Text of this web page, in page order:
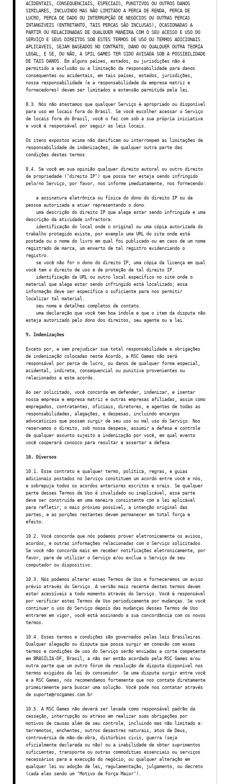
ACIDENTAIS, CONSEQUENCIAIS, ESPECIAIS, PUNITIVOS OU OUTROS DANOS
SIMILARES, INCLUINDO MAS NÃO LIMITADO A PERCA DE RENDA, PERCA DE
LUCRO, PERCA DE DADO OU INTERRUPÇÃO DE NEGÓCIOS OU OUTRAS PERCAS
INTANGÍVEIS (ENTRETANTO, TAIS PERCAS SÃO INCLUSAS), OCASIONADAS A
PARTIR OU RELACIONADAS DE QUALQUER MANEIRA COM O SEU ACESSO E USO DO
SERVIÇO E SEUS DIREITOS SOB ESTES TERMOS DE USO OU TERMOS ADICIONAIS
APLICÁVEIS, SEJAM BASEADOS NO CONTRATO, DANO OU QUALQUER OUTRA TEORIA
LEGAL, E SE, OU NÃO, A SPIL GAMES TER SIDO AVISADA SOB A POSSIBILIDADE
DE TAIS DANOS. Em alguns países, estados, ou jurisdições não é
permitido a exclusão ou a limitação da responsabilidade para danos
consequentes ou acidentais, em tais países, estados, jurisdições,
nossa responsabilidade (e a responsabilidade da empresa matriz e
fornecedores) devem ser limitados a extensão permitida pela lei.
8.3. Nós não atestamos que qualquer Serviço é apropriado ou disponível
para uso em locais fora do Brasil. Se você escolher acessar o Serviço
de locais fora do Brasil, você o faz com sob a sua própria iniciativa
e você é responsável por seguir as leis locais.
Os itens expostos acima não danificam ou interrompem as limitações de
responsabilidade de indenizações, de qualquer outra parte das
condições destes termos.
8.4. Se você em sua opinião qualquer direito autoral ou outro direito
de propriedade ("direito IP") que possa ter esteja sendo infringido
pelo/no Serviço, por favor, nos informe imediatamente, nos fornecendo:
a assinatura eletrônica ou física do dono do direito IP ou da
pessoa autorizada a atuar representando o dono.
uma descrição do direito IP que alega estar sendo infringida e uma
descrição da atividade infractora.
identificação do local onde o original ou uma cópia autorizada do
trabalho protegido existe, por exemplo uma URL do site onde está
postada ou o nome do livro em qual foi publicado ou em caso de um nome
registrado de marca, um enxerto de tal registro evidenciando o
registro.
se você não for o dono do direito IP, uma cópia da licença em qual
você tem o direito de uso e de proteção de tal direito IP.
identificação da URL ou outro local específico no site onde o
material que alega estar sendo infringido está localizado; essa
informação deve ser específica o suficiente para nos permitir
localizar tal material.
seu nome e detalhes completos de contato.
uma declaração que você tem boa índole e que o item da disputa não
esteja autorizado pelo dono dos direitos, seu agente ou a lei.
9. Indenizações
Exceto por, e sem prejudicar sua total responsabilidade e obrigações
de indenização colocadas neste Acordo, a RSC Games não será
responsável por perca de lucro, ou danos de qualquer forma especial,
acidental, indireta, consequencial ou punitiva provenientes ou
relacionados a este acordo.
Ao ser solicitado, você concorda em defender, indenizar, e isentar
nossa empresa e empresa matriz e outras empresas afiliadas, assim como
empregados, contratantes, oficiais, diretores, e agentes de todas as
responsabilidades, alegações, e despesas, incluindo encargos
advocatícios que possam surgir de seu uso ou mal uso do Serviço. Nos
reservamos o direito, sob nossa despesa, assumir a defesa e controle
de qualquer assunto sujeito a indenização por você, em qual evento
você cooperará conosco para resultar e assertar a defesa.
10. Diversos
10.1. Esse contrato e qualquer termo, política, regras, e guias
adicionais postados no Serviço constituem um acordo entre você e nós,
e sobrepuja todos os acordos anteriores escritos e orais. Se qualquer
parte desses Termos de Uso é invalidado ou inaplicável, essa parte
deve ser construída em uma maneira consistente com a lei aplicável
para refletir, o mais próximo possível, a intenção original das
partes, e as porções restantes devem permanecer em total força e
efeito.
10.2. Você concorda que nós podemos prover eletronicamente os avisos,
acordos, e outras informações relacionadas com o Serviço solicitados.
Se você não concorda mais em receber notificações eletronicamente, por
favor, pare de utilizar o Serviço e/ou exclua o Serviço de seu
computador ou dispositivo.
10.3. Nós podemos alterar esses Termos de Uso e forneceremos um aviso
prévio através do Serviço. A versão mais recente destes termos devem
estar acessíveis a todo momento através do Serviço. Você é responsável
por verificar estes Termos de Uso periodicamente por mudanças. Se você
continuar o uso do Serviço depois das mudanças desses Termos de Uso
entrarem em vigor, você está assinando a sua concordância com os novos
termos.
10.4. Esses termos e condições são governados pelas leis Brasileiras.
Qualquer alegação ou disputa que possa surgir em conexão com esses
termos e condições de uso do Serviço serão enviadas a corte competente
em BRASÍLIA-DF, Brasil, a não ser então acordado pela RSC Games e/ou
outra parte que um outro fórum de resolução de disputa disponível nos
termos exigidos da lei do consumidor. Se uma disputa surgir entre você
e a RSC Games, nós recomendamos fortemente que nos contate diretamente
primeiramente para buscar uma solução. Você pode nos contatar através
de suporte@rscgames.com.br
10.5. A RSC Games não deverá ser levada como responsável padrão da
cessação, interrupção ou atraso em realizar suas obrigações por
motivos de causas além de seu controle, incluindo mas não limitado a:
terremotos, enchentes, outros desastres naturais, atos de Deus,
controvérsia de mão-de-obra, distúrbios civis, guerra (seja
oficialmente declarada ou não) ou a inabilidade de obter suprimentos
suficientes, transporte ou outras commodities essenciais ou serviços
necessários para a execução do negócio, ou qualquer alteração em
qualquer lei ou adoção de lei, regulamentação, julgamento, ou decreto
(cada eles sendo um "Motivo de Força Maior").